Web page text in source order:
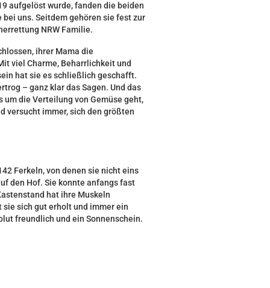
aufgelöst wurde, fanden die beiden
uns. Seitdem gehören sie fest zur
NRW Familie.
ihrer Mama die
viel Charme, Beharrlichkeit und
hat sie es schließlich geschafft.
– ganz klar das Sagen. Und das
um die Verteilung von Gemüse geht,
versucht immer, sich den größten
Ferkeln, von denen sie nicht eins
den Hof. Sie konnte anfangs fast
hat ihre Muskeln
sich gut erholt und immer ein
freundlich und ein Sonnenschein.